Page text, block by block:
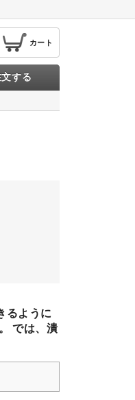
カート
する
るように
では、潰